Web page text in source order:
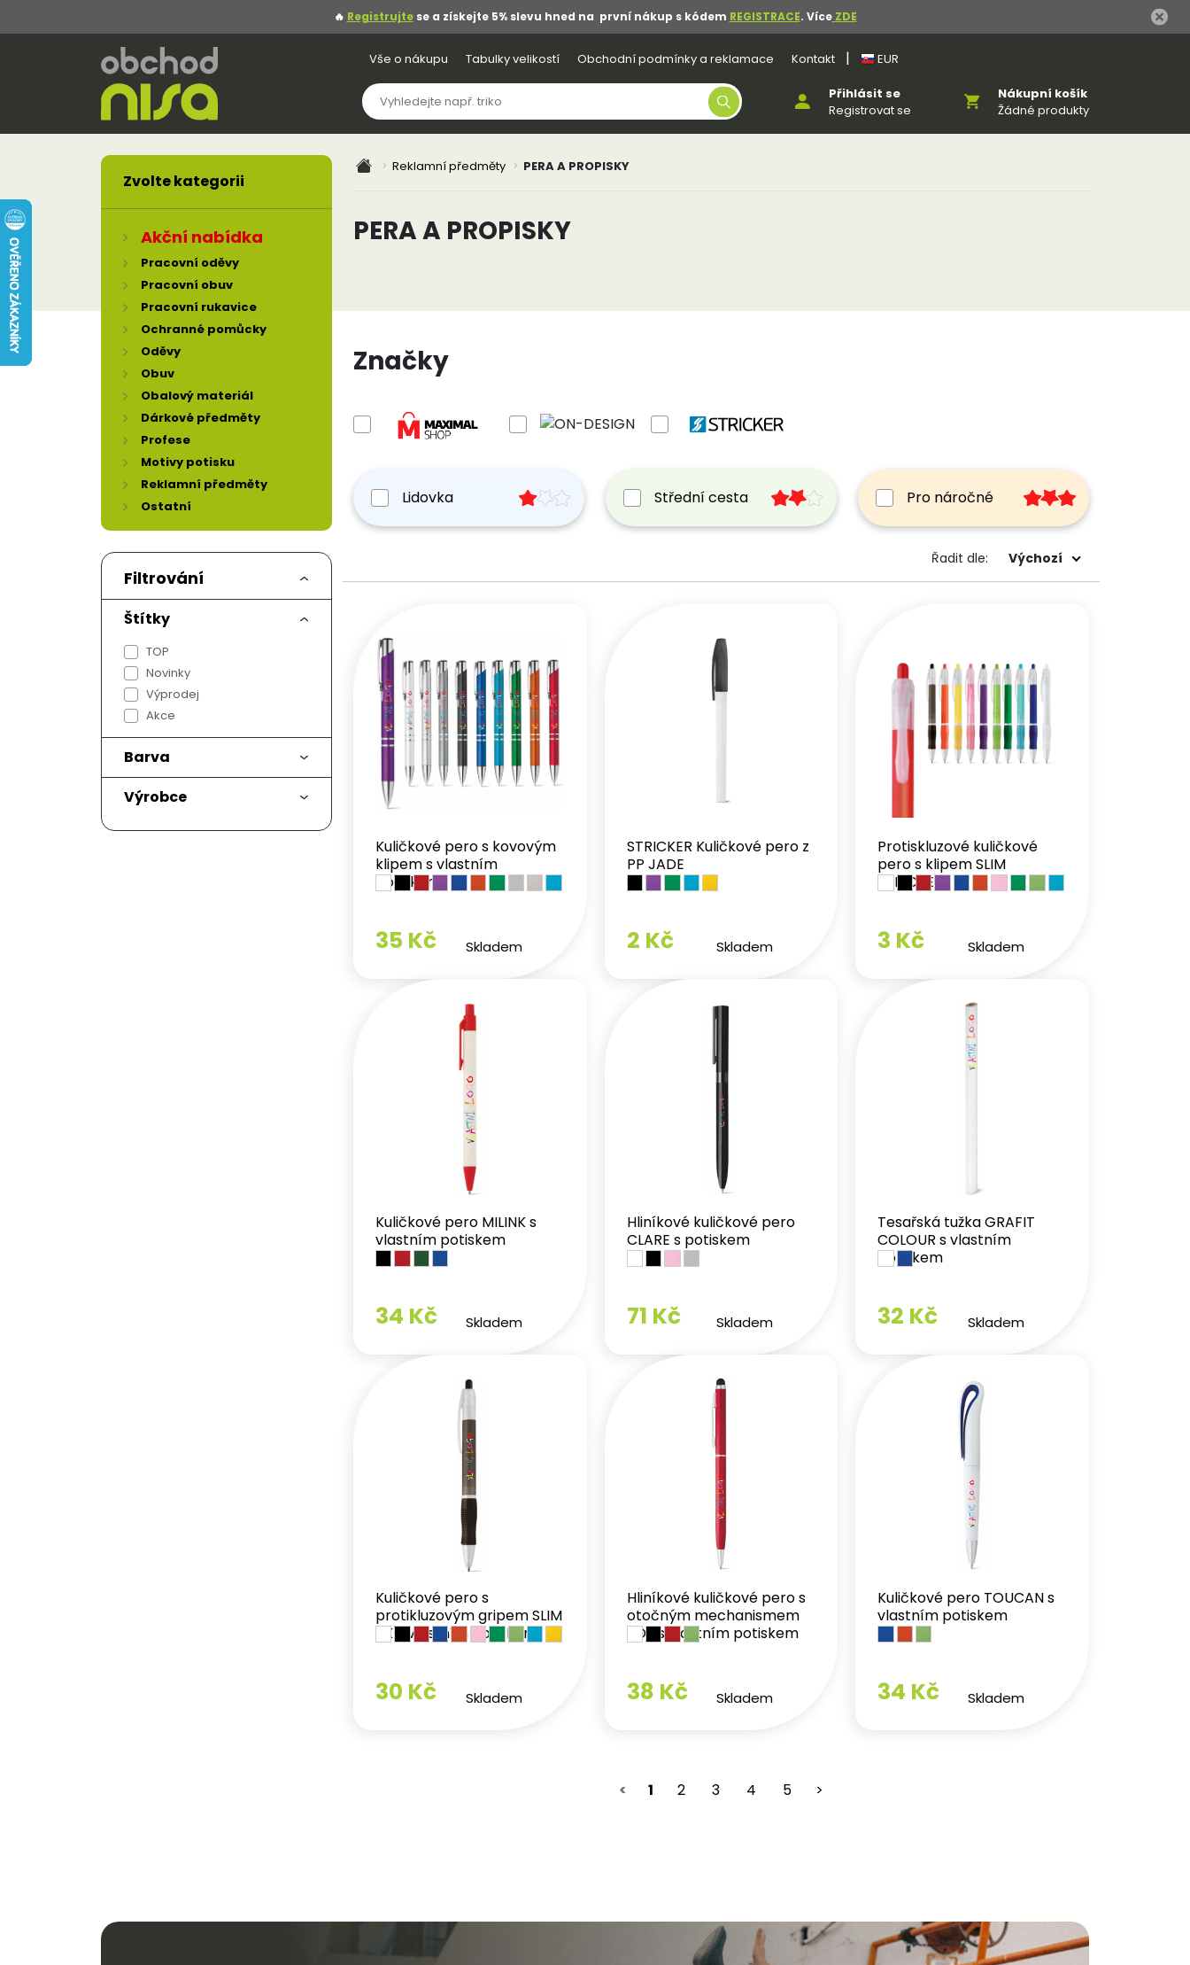
🔥 Registrujtese a získejte 5% slevu hned na první nákup s kódem REGISTRACE. VíceZDE
Vše o nákupu Tabulky velikostí Obchodní podmínky a reklamace Kontakt | EUR
Přihlásit se
Registrovat se
Nákupní košík
Žádné produkty
Reklamní předměty PERA A PROPISKY
PERA A PROPISKY
Značky
Lidovka Střední cesta Pro náročné
Řadit dle: Výchozí
Kuličkové pero s kovovým
klipem s vlastním
potiskem
35 Kč Skladem
STRICKER Kuličkové pero z
PP JADE
2 Kč Skladem
Protiskluzové kuličkové
pero s klipem SLIM
STRICKER
3 Kč Skladem
Kuličkové pero MILINK s
vlastním potiskem
34 Kč Skladem
Hliníkové kuličkové pero
CLARE s potiskem
71 Kč Skladem
Tesařská tužka GRAFIT
COLOUR s vlastním
potiskem
32 Kč Skladem
Kuličkové pero s
protikluzovým gripem SLIM
BK s vlastním potiskem
30 Kč Skladem
Hliníkové kuličkové pero s
otočným mechanismem
ZOE s vlastním potiskem
38 Kč Skladem
Kuličkové pero TOUCAN s
vlastním potiskem
34 Kč Skladem
< 1 2 3 4 5 >
Zvolte kategorii
Akční nabídka
Pracovní oděvy
Pracovní obuv
Pracovní rukavice
Ochranné pomůcky
Oděvy
Obuv
Obalový materiál
Dárkové předměty
Profese
Motivy potisku
Reklamní předměty
Ostatní
Filtrování
Štítky
TOP
Novinky
Výprodej
Akce
Barva
Výrobce